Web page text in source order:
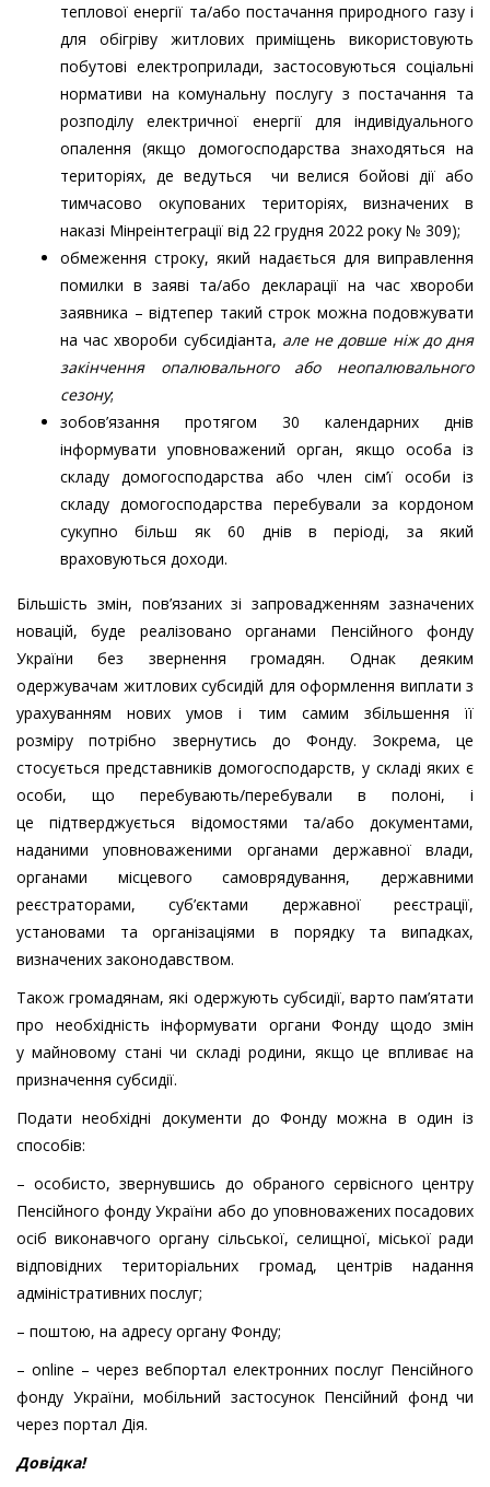
теплової енергії та/або постачання природного газу і
для обігріву житлових приміщень використовують
побутові електроприлади, застосовуються соціальні
нормативи на комунальну послугу з постачання та
розподілу електричної енергії для індивідуального
опалення (якщо домогосподарства знаходяться на
територіях, де ведуться чи велися бойові дії або
тимчасово окупованих територіях, визначених в
наказі Мінреінтеграції від 22 грудня 2022 року № 309);
обмеження строку, який надається для виправлення
помилки в заяві та/або декларації на час хвороби
заявника – відтепер такий строк можна подовжувати
на час хвороби субсидіанта, але не довше ніж до дня
закінчення опалювального або неопалювального
сезону;
зобов’язання протягом 30 календарних днів
інформувати уповноважений орган, якщо особа із
складу домогосподарства або член сім’ї особи із
складу домогосподарства перебували за кордоном
сукупно більш як 60 днів в періоді, за який
враховуються доходи.
Більшість змін, пов’язаних зі запровадженням зазначених
новацій, буде реалізовано органами Пенсійного фонду
України без звернення громадян. Однак деяким
одержувачам житлових субсидій для оформлення виплати з
урахуванням нових умов і тим самим збільшення її
розміру потрібно звернутись до Фонду. Зокрема, це
стосується представників домогосподарств, у складі яких є
особи, що перебувають/перебували в полоні, і
це підтверджується відомостями та/або документами,
наданими уповноваженими органами державної влади,
органами місцевого самоврядування, державними
реєстраторами, суб’єктами державної реєстрації,
установами та організаціями в порядку та випадках,
визначених законодавством.
Також громадянам, які одержують субсидії, варто пам’ятати
про необхідність інформувати органи Фонду щодо змін
у майновому стані чи складі родини, якщо це впливає на
призначення субсидії.
Подати необхідні документи до Фонду можна в один із
способів:
– особисто, звернувшись до обраного сервісного центру
Пенсійного фонду України або до уповноважених посадових
осіб виконавчого органу сільської, селищної, міської ради
відповідних територіальних громад, центрів надання
адміністративних послуг;
– поштою, на адресу органу Фонду;
– online – через вебпортал електронних послуг Пенсійного
фонду України, мобільний застосунок Пенсійний фонд чи
через портал Дія.
Довідка!